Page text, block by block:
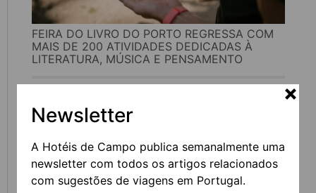
Newsletter
A Hotéis de Campo publica semanalmente uma
newsletter com todos os artigos relacionados
com sugestões de viagens em Portugal.
FEIRA DO LIVRO DO PORTO REGRESSA COM
MAIS DE 200 ATIVIDADES DEDICADAS À
LITERATURA, MÚSICA E PENSAMENTO